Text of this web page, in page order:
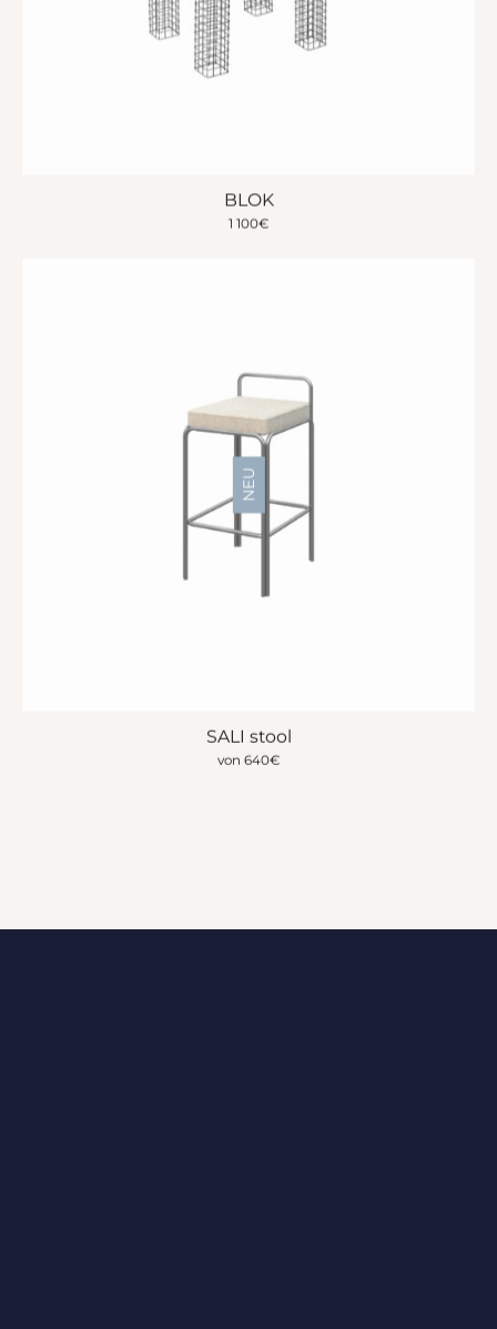
BLOK
1 100€
NEU
SALI stool
von 640€